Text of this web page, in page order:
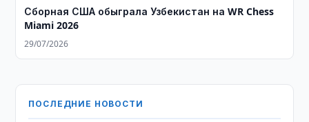
Сборная США обыграла Узбекистан на WR Chess
Miami 2026
29/07/2026
ПОСЛЕДНИЕ НОВОСТИ